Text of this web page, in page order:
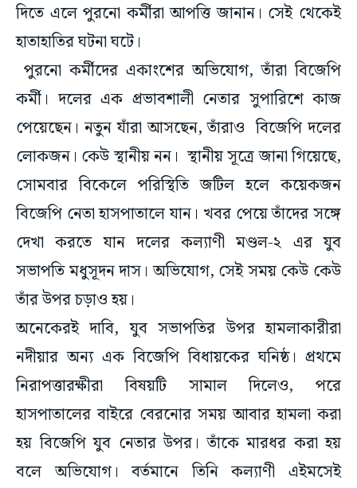
দিতে এলে পুরনো কর্মীরা আপত্তি জানান। সেই থেকেই
হাতাহাতির ঘটনা ঘটে।
পুরনো কর্মীদের একাংশের অভিযোগ, তাঁরা বিজেপি
কর্মী। দলের এক প্রভাবশালী নেতার সুপারিশে কাজ
পেয়েছেন। নতুন যাঁরা আসছেন, তাঁরাও বিজেপি দলের
লোকজন। কেউ স্থানীয় নন। স্থানীয় সূত্রে জানা গিয়েছে,
সোমবার বিকেলে পরিস্থিতি জটিল হলে কয়েকজন
বিজেপি নেতা হাসপাতালে যান। খবর পেয়ে তাঁদের সঙ্গে
দেখা করতে যান দলের কল্যাণী মণ্ডল-২ এর যুব
সভাপতি মধুসূদন দাস। অভিযোগ, সেই সময় কেউ কেউ
তাঁর উপর চড়াও হয়।
অনেকেরই দাবি, যুব সভাপতির উপর হামলাকারীরা
নদীয়ার অন্য এক বিজেপি বিধায়কের ঘনিষ্ঠ। প্রথমে
নিরাপত্তারক্ষীরা বিষয়টি সামাল দিলেও, পরে
হাসপাতালের বাইরে বেরনোর সময় আবার হামলা করা
হয় বিজেপি যুব নেতার উপর। তাঁকে মারধর করা হয়
বলে অভিযোগ। বর্তমানে তিনি কল্যাণী এইমসেই